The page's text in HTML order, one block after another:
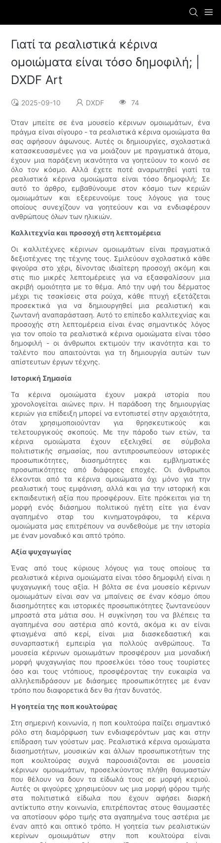
Γιατί τα ρεαλιστικά κέρινα
ομοιώματα είναι τόσο δημοφιλή; |
DXDF Art
2025-09-10 DXDF 74
Όταν μπείτε σε ένα μουσείο κέρινων ομοιωμάτων, ένα
πράγμα είναι σίγουρο - τα ρεαλιστικά κέρινα ομοιώματα θα
σας αφήσουν άφωνους. Αυτές οι δημιουργίες, σχολαστικά
κατασκευασμένες για να μοιάζουν με πραγματικά άτομα,
έχουν μια παράξενη ικανότητα να γοητεύουν το κοινό σε
όλο τον κόσμο. Αλλά έχετε ποτέ αναρωτηθεί γιατί τα
ρεαλιστικά κέρινα ομοιώματα είναι τόσο δημοφιλή; Σε
αυτό το άρθρο, εμβαθύνουμε στον κόσμο των κεριών
ομοιωμάτων και εξερευνούμε τους λόγους για τους
οποίους συνεχίζουν να γοητεύουν και να ενδιαφέρουν
ανθρώπους όλων των ηλικιών.
Καλλιτεχνία και προσοχή στη λεπτομέρεια
Οι καλλιτέχνες κέρινων ομοιωμάτων είναι πραγματικά
δεξιοτέχνες της τέχνης τους. Σμιλεύουν σχολαστικά κάθε
φιγούρα στο χέρι, δίνοντας ιδιαίτερη προσοχή ακόμη και
στις πιο μικρές λεπτομέρειες για να εξασφαλίσουν μια
ακριβή ομοιότητα με το θέμα. Από την υφή του δέρματος
μέχρι τις τσακίσεις στα ρούχα, κάθε πτυχή εξετάζεται
προσεκτικά για να δημιουργηθεί μια ρεαλιστική και
ζωντανή αναπαράσταση. Αυτό το επίπεδο καλλιτεχνίας και
προσοχής στη λεπτομέρεια είναι ένας σημαντικός λόγος
για τον οποίο τα ρεαλιστικά κέρινα ομοιώματα είναι τόσο
δημοφιλή - οι άνθρωποι εκτιμούν την ικανότητα και το
ταλέντο που απαιτούνται για τη δημιουργία αυτών των
απίστευτων έργων τέχνης.
Ιστορική Σημασία
Τα κέρινα ομοιώματα έχουν μακρά ιστορία που
χρονολογείται αιώνες πριν. Η παράδοση της δημιουργίας
κεριών για επίδειξη μπορεί να εντοπιστεί στην αρχαιότητα,
όταν χρησιμοποιούνταν για θρησκευτικούς και
τελετουργικούς σκοπούς. Με την πάροδο των ετών, τα
κέρινα ομοιώματα έχουν εξελιχθεί σε σύμβολα
πολιτιστικής σημασίας, που αντιπροσωπεύουν ιστορικές
προσωπικότητες, διασημότητες και εμβληματικές
προσωπικότητες από διάφορες εποχές. Οι άνθρωποι
έλκονται από τα κέρινα ομοιώματα όχι μόνο για την
ρεαλιστική τους εμφάνιση, αλλά και για την ιστορική και
εκπαιδευτική αξία που προσφέρουν. Είτε πρόκειται για τη
μορφή ενός διάσημου πολιτικού ηγέτη είτε για έναν
αγαπημένο σταρ του κινηματογράφου, τα κέρινα
ομοιώματα μας επιτρέπουν να συνδεθούμε με την ιστορία
με έναν μοναδικό και απτό τρόπο.
Αξία ψυχαγωγίας
Ένας από τους κύριους λόγους για τους οποίους τα
ρεαλιστικά κέρινα ομοιώματα είναι τόσο δημοφιλή είναι η
ψυχαγωγική τους αξία. Η βόλτα σε ένα μουσείο κέρινων
ομοιωμάτων είναι σαν να μπαίνεις σε έναν κόσμο όπου
διασημότητες και ιστορικές προσωπικότητες ζωντανεύουν
μπροστά στα μάτια σου. Η συγκίνηση του να βλέπεις τα
αγαπημένα σου αστέρια από κοντά, ακόμα κι αν είναι
φτιαγμένα από κερί, είναι μια διασκεδαστική και
συναρπαστική εμπειρία για πολλούς ανθρώπους. Τα
μουσεία κέρινων ομοιωμάτων προσφέρουν μια μοναδική
μορφή ψυχαγωγίας που προσελκύει τόσο τους τουρίστες
όσο και τους ντόπιους, προσφέροντας την ευκαιρία να
αλληλεπιδράσουν με διάσημες προσωπικότητες με έναν
τρόπο που διαφορετικά δεν θα ήταν δυνατός.
Η γοητεία της ποπ κουλτούρας
Στη σημερινή κοινωνία, η ποπ κουλτούρα παίζει σημαντικό
ρόλο στη διαμόρφωση των ενδιαφερόντων μας και στην
επίδραση των γούστων μας. Ρεαλιστικά κέρινα ομοιώματα
διασημοτήτων, μουσικών και άλλων προσωπικοτήτων της
ποπ κουλτούρας συχνά παρουσιάζονται σε μουσεία
κέρινων ομοιωμάτων, προσελκύοντας πλήθη θαυμαστών
που θέλουν να δουν τα είδωλά τους σε μορφή κεριού.
Αυτές οι φιγούρες χρησιμεύουν ως μια μορφή φόρου τιμής
στα πολιτιστικά είδωλα που έχουν αφήσει διαρκή
αντίκτυπο στην κοινωνία, επιτρέποντας στους θαυμαστές
να αποτίσουν φόρο τιμής στα αγαπημένα τους αστέρια με
έναν απτό και οπτικό τρόπο. Η γοητεία των ρεαλιστικών
κερίνων ομοιωμάτων στην ποπ κουλτούρα είναι